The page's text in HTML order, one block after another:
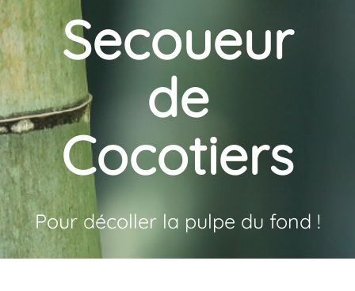
Secoueur
de
Cocotiers
Pour décoller la pulpe du fond !